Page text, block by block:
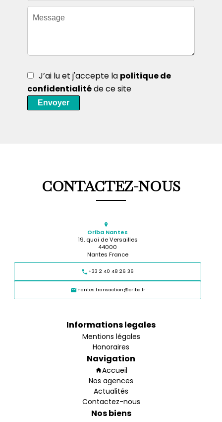
J’ai lu et j'accepte la politique de
confidentialitéde ce site
Envoyer
CONTACTEZ-NOUS
Oriba Nantes
19, quai de Versailles
44000
Nantes France
+33 2 40 48 26 36
nantes.transaction@oriba.fr
Informations legales
Mentions légales
Honoraires
Navigation
Accueil
Nos agences
Actualités
Contactez-nous
Nos biens